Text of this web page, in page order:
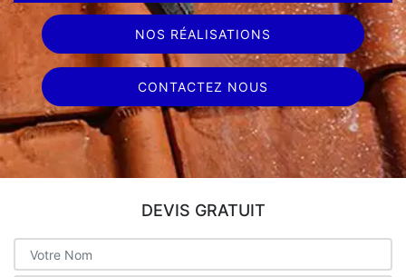
NOS RÉALISATIONS
CONTACTEZ NOUS
DEVIS GRATUIT